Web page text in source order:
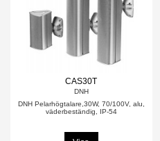
CAS30T
DNH
DNH Pelarhögtalare,30W, 70/100V, alu,
väderbeständig, IP-54